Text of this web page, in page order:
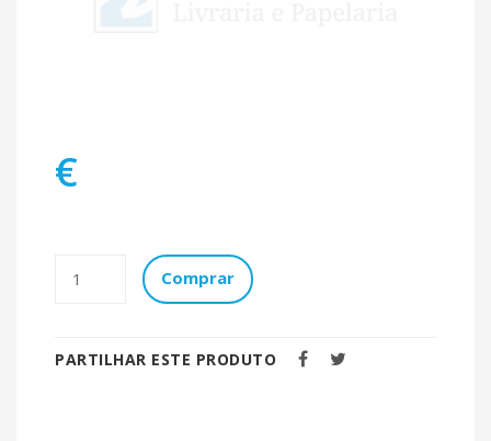
€
Comprar
PARTILHAR ESTE PRODUTO